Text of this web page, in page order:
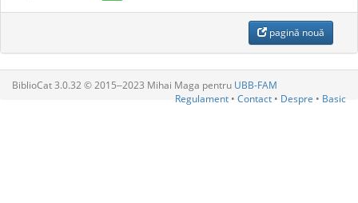
pagină nouă
BiblioCat 3.0.32 © 2015‒2023 Mihai Maga pentru UBB-FAM
Regulament • Contact • Despre • Basic